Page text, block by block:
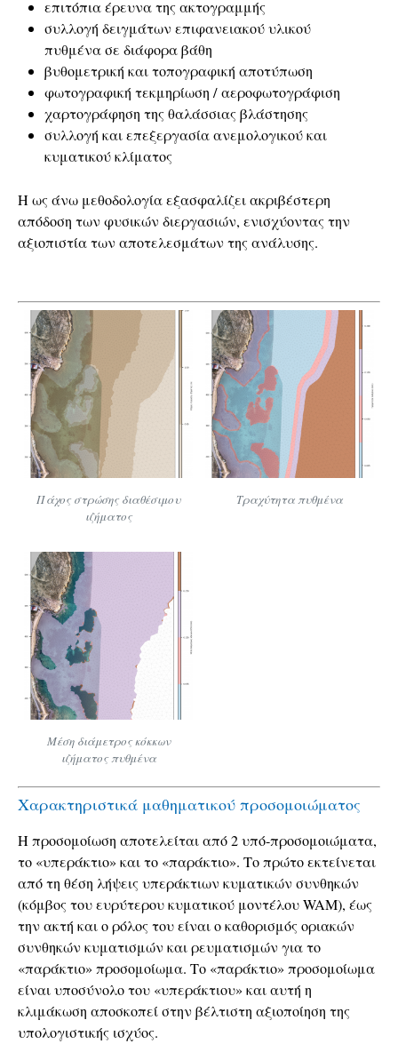
επιτόπια έρευνα της ακτογραμμής
συλλογή δειγμάτων επιφανειακού υλικού
πυθμένα σε διάφορα βάθη
βυθομετρική και τοπογραφική αποτύπωση
φωτογραφική τεκμηρίωση / αεροφωτογράφιση
χαρτογράφηση της θαλάσσιας βλάστησης
συλλογή και επεξεργασία ανεμολογικού και
κυματικού κλίματος
Η ως άνω μεθοδολογία εξασφαλίζει ακριβέστερη
απόδοση των φυσικών διεργασιών, ενισχύοντας την
αξιοπιστία των αποτελεσμάτων της ανάλυσης.
Πάχος στρώσης διαθέσιμου
ιζήματος
Τραχύτητα πυθμένα
Μέση διάμετρος κόκκων
ιζήματος πυθμένα
Χαρακτηριστικά μαθηματικού προσομοιώματος
Η προσομοίωση αποτελείται από 2 υπό-προσομοιώματα,
το «υπεράκτιο» και το «παράκτιο». Το πρώτο εκτείνεται
από τη θέση λήψεις υπεράκτιων κυματικών συνθηκών
(κόμβος του ευρύτερου κυματικού μοντέλου WAM), έως
την ακτή και ο ρόλος του είναι ο καθορισμός οριακών
συνθηκών κυματισμών και ρευματισμών για το
«παράκτιο» προσομοίωμα. Το «παράκτιο» προσομοίωμα
είναι υποσύνολο του «υπεράκτιου» και αυτή η
κλιμάκωση αποσκοπεί στην βέλτιστη αξιοποίηση της
υπολογιστικής ισχύος.